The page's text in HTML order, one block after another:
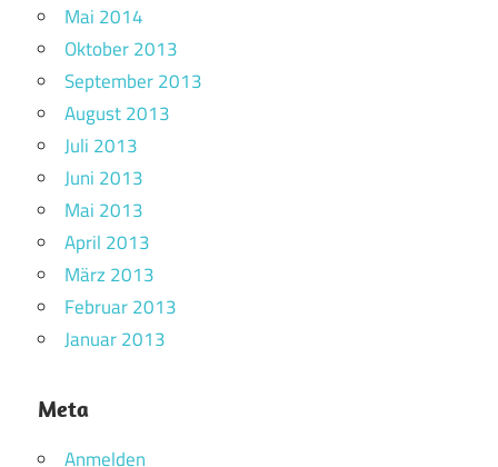
Mai 2014
Oktober 2013
September 2013
August 2013
Juli 2013
Juni 2013
Mai 2013
April 2013
März 2013
Februar 2013
Januar 2013
Meta
Anmelden